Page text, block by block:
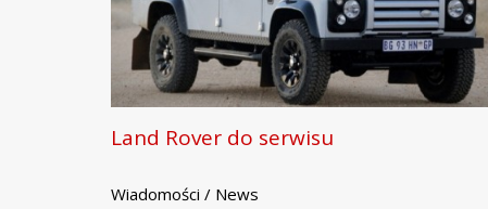
Land Rover do serwisu
Wiadomości / News